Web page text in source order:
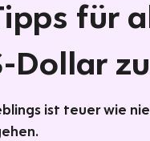
für
Dollar
ist teuer wie